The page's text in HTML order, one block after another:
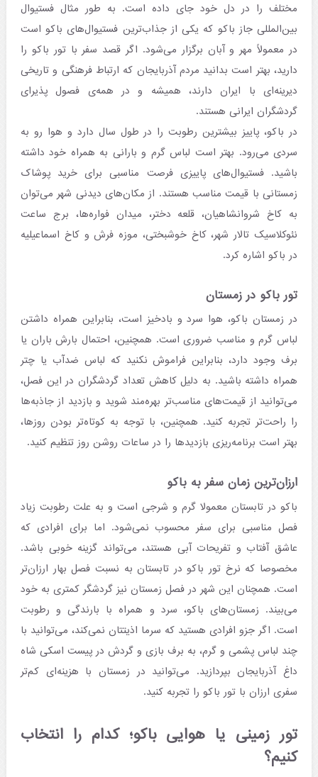
مختلف را در دل خود جای داده است. به طور مثال فستیوال
بین‌المللی جاز باکو که یکی از جذاب‌ترین فستیوال‌های باکو است
در معمولاً مهر و آبان برگزار می‌شود. اگر قصد سفر با تور باکو را
دارید، بهتر است بدانید مردم آذربایجان که ارتباط فرهنگی و تاریخی
دیرینه‌ای با ایران دارند، همیشه و در همه‌ی فصول پذیرای
گردشگران ایرانی هستند.
در باکو، پاییز بیشترین رطوبت را در طول سال دارد و هوا رو به
سردی می‌رود. بهتر است لباس گرم و بارانی به همراه خود داشته
باشید. فستیوال‌های پاییزی فرصت مناسبی برای خرید پوشاک
زمستانی با قیمت مناسب هستند. از مکان‌های دیدنی شهر می‌توان
به کاخ شروانشاهیان، قلعه دختر، میدان فواره‌ها، برج ساعت
نئوکلاسیک تالار شهر، کاخ خوشبختی، موزه فرش و کاخ اسماعیلیه
در باکو اشاره کرد.
تور باکو در زمستان
در زمستان باکو، هوا سرد و بادخیز است، بنابراین همراه داشتن
لباس گرم و مناسب ضروری است. همچنین، احتمال بارش باران یا
برف وجود دارد، بنابراین فراموش نکنید که لباس ضدآب یا چتر
همراه داشته باشید. به دلیل کاهش تعداد گردشگران در این فصل،
می‌توانید از قیمت‌های مناسب‌تر بهره‌مند شوید و بازدید از جاذبه‌ها
را راحت‌تر تجربه کنید. همچنین، با توجه به کوتاه‌تر بودن روزها،
بهتر است برنامه‌ریزی بازدیدها را در ساعات روشن روز تنظیم کنید.
ارزان‌ترین زمان سفر به باکو
باکو در تابستان معمولا گرم و شرجی است و به علت رطوبت زیاد
فصل مناسبی برای سفر محسوب نمی‌شود. اما برای افرادی که
عاشق آفتاب و تفریحات آبی هستند، می‌تواند گزینه خوبی باشد.
مخصوصا که نرخ تور ‌باکو در تابستان به نسبت فصل بهار ارزان‌تر
است. همچنان این شهر در فصل زمستان نیز گردشگر کمتری به خود
می‌بیند. زمستان‌های باکو، سرد و همراه با بارندگی و رطوبت
است. اگر جزو افرادی هستید که سرما اذیتتان نمی‌کند، می‌توانید با
چند لباس پشمی و گرم، به برف بازی و گردش در پیست اسکی شاه
داغ آذربایجان بپردازید. می‌توانید در زمستان با هزینه‌ای کم‌تر
سفری ارزان با تور باکو را تجربه کنید.
تور زمینی یا هوایی باکو؛ کدام را انتخاب
کنیم؟